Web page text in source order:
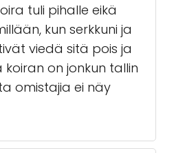
tuli pihalle eikä
kun serkkuni ja
viedä sitä pois ja
koiran on jonkun tallin
omistajia ei näy